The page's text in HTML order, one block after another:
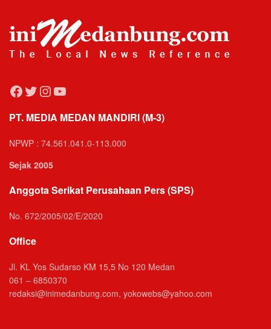
Facebook
Twitter
Instagram
YouTube
PT. MEDIA MEDAN MANDIRI (M-3)
NPWP : 74.561.041.0-113.000
Sejak 2005
Anggota Serikat Perusahaan Pers (SPS)
No. 672/2005/02/E/2020
Office
Jl. KL Yos Sudarso KM 15,5 No 120 Medan
061 – 6850370
redaksi@inimedanbung.com, yokowebs@yahoo.com